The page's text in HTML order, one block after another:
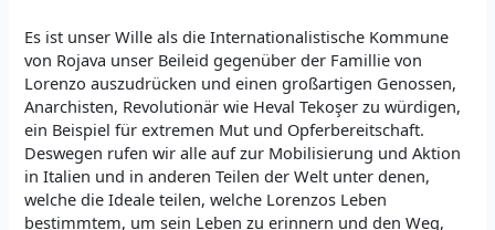
Es ist unser Wille als die Internationalistische Kommune
von Rojava unser Beileid gegenüber der Famillie von
Lorenzo auszudrücken und einen großartigen Genossen,
Anarchisten, Revolutionär wie Heval Tekoşer zu würdigen,
ein Beispiel für extremen Mut und Opferbereitschaft.
Deswegen rufen wir alle auf zur Mobilisierung und Aktion
in Italien und in anderen Teilen der Welt unter denen,
welche die Ideale teilen, welche Lorenzos Leben
bestimmtem, um sein Leben zu erinnern und den Weg,